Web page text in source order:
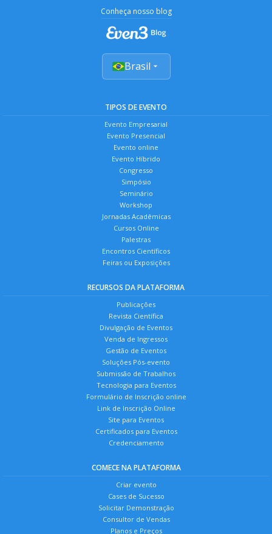
Conheça nosso blog
Brasil
TIPOS DE EVENTO
Evento Empresarial
Evento Presencial
Evento online
Evento Híbrido
Congresso
Simpósio
Seminário
Workshop
Jornadas Acadêmicas
Cursos Online
Palestras
Encontros Científicos
Feiras ou Exposições
RECURSOS DA PLATAFORMA
Publicações
Revista Científica
Divulgação de Eventos
Venda de Ingressos
Gestão de Eventos
Soluções Pós-evento
Submissão de Trabalhos
Tecnologia para Eventos
Formulário de Inscrição online
Link de Inscrição Online
Site para Eventos
Certificados para Eventos
Credenciamento
COMECE NA PLATAFORMA
Criar evento
Cases de Sucesso
Solicitar Demonstração
Consultor de Vendas
Planos e Preços